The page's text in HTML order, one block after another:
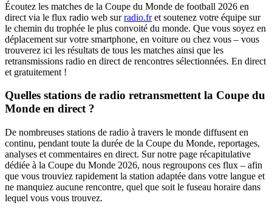
Écoutez les matches de la Coupe du Monde de football 2026 en
direct via le flux radio web surradio.fret soutenez votre équipe sur
le chemin du trophée le plus convoité du monde. Que vous soyez en
déplacement sur votre smartphone, en voiture ou chez vous – vous
trouverez ici les résultats de tous les matches ainsi que les
retransmissions radio en direct de rencontres sélectionnées. En direct
et gratuitement !
Quelles stations de radio retransmettent la Coupe du
Monde en direct ?
De nombreuses stations de radio à travers le monde diffusent en
continu, pendant toute la durée de la Coupe du Monde, reportages,
analyses et commentaires en direct. Sur notre page récapitulative
dédiée à la Coupe du Monde 2026, nous regroupons ces flux – afin
que vous trouviez rapidement la station adaptée dans votre langue et
ne manquiez aucune rencontre, quel que soit le fuseau horaire dans
lequel vous vous trouvez.